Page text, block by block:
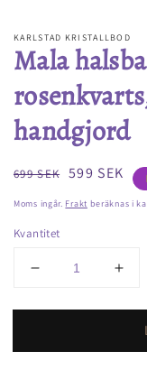
KARLSTAD KRISTALLBOD
Mala
handgjord
Ordinarie
699 SEK
Försäljningspris
599 SEK
Moms ingår. Frakt beräknas i
Kvantitet
Minska
för
halsband
Öka
för